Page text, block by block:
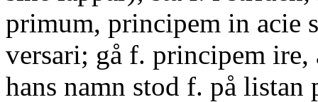
primum, principem in acie
versari; gå f. principem ire,
hans namn stod f. på